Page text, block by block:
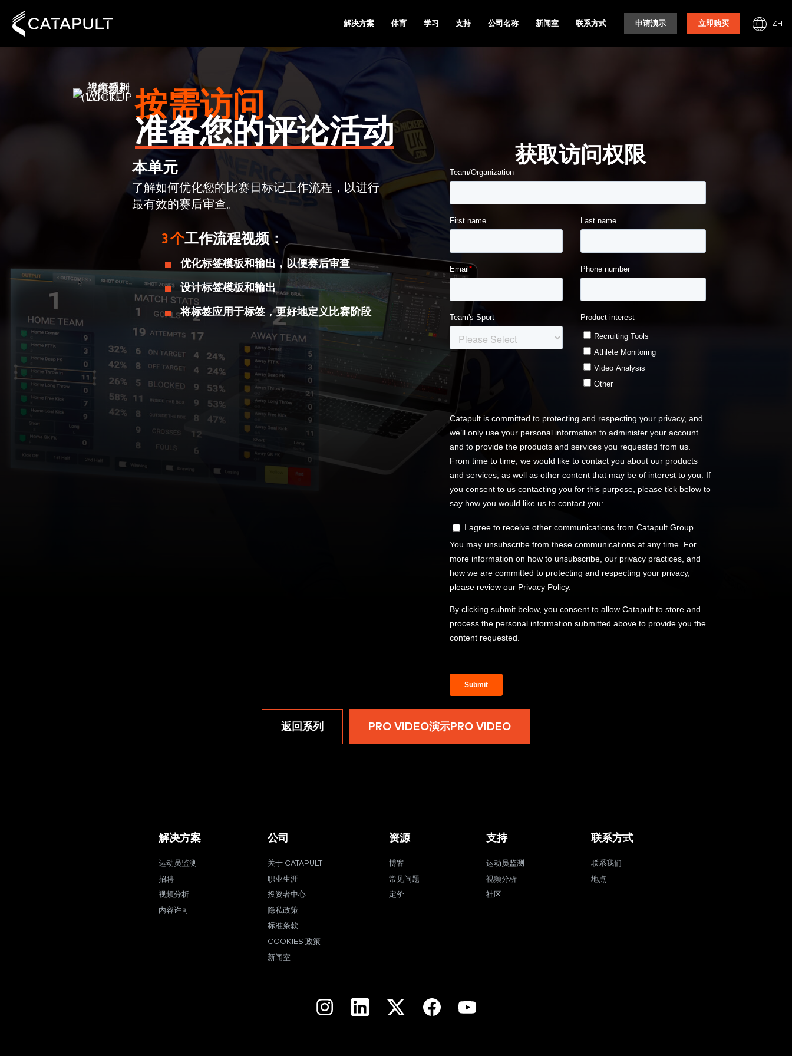
解决方案 体育 学习 支持 公司名称 新闻室 联系方式 申请演示 立即购买 ZH
按需访问
准备您的评论活动
本单元
了解如何优化您的比赛日标记工作流程，以进行
最有效的赛后审查。
3 个工作流程视频：
优化标签模板和输出，以便赛后审查
设计标签模板和输出
将标签应用于标签，更好地定义比赛阶段
获取访问权限
返回系列 PRO VIDEO演示PRO VIDEO
解决方案
运动员监测
招聘
视频分析
内容许可
公司
关于 CATAPULT
职业生涯
投资者中心
隐私政策
标准条款
COOKIES 政策
新闻室
资源
博客
常见问题
定价
支持
运动员监测
视频分析
社区
联系方式
联系我们
地点